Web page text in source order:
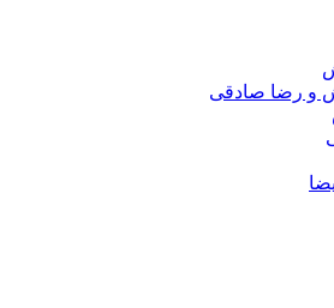
صادقی